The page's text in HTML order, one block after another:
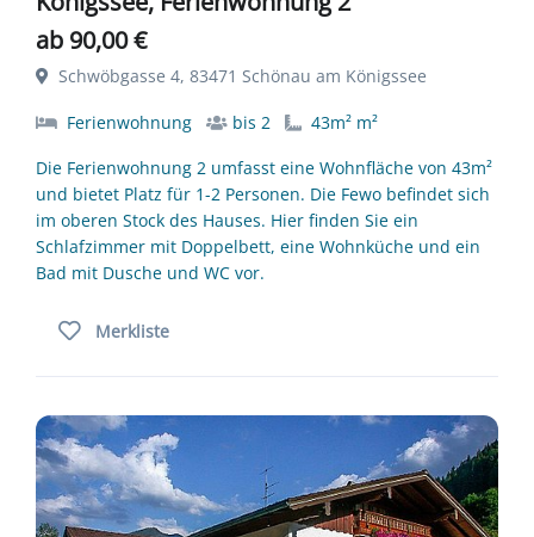
ab 90,00 €
Schwöbgasse 4, 83471 Schönau am Königssee
Ferienwohnung bis 2
43m² m²
Die Ferienwohnung 2 umfasst eine Wohnfläche von 43m²
und bietet Platz für 1-2 Personen. Die Fewo befindet sich
im oberen Stock des Hauses. Hier finden Sie ein
Schlafzimmer mit Doppelbett, eine Wohnküche und ein
Bad mit Dusche und WC vor.
Merkliste